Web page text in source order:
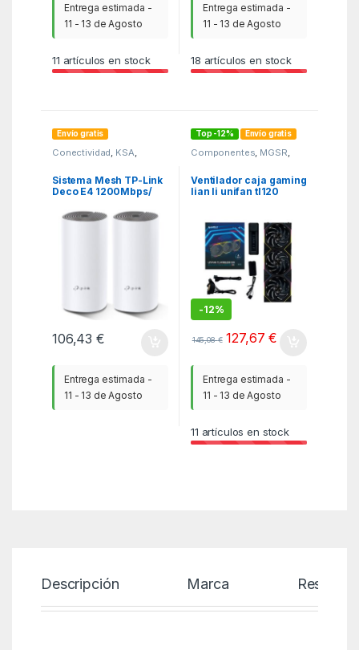
Entrega estimada -
11 - 13 de Agosto
11 artículos en stock
Entrega estimada -
11 - 13 de Agosto
18 artículos en stock
Envío gratis
Conectividad, KSA,
Sistema Mesh TP-Link
Deco E4 1200Mbps/
106,43€
Entrega estimada -
11 - 13 de Agosto
Top -12% Envío gratis
Componentes, MGSR,
Ventilador caja gaming
lian li unifan tl120
-12%
145,08€ 127,67€
Entrega estimada -
11 - 13 de Agosto
11 artículos en stock
Descripción Marca Reseñas